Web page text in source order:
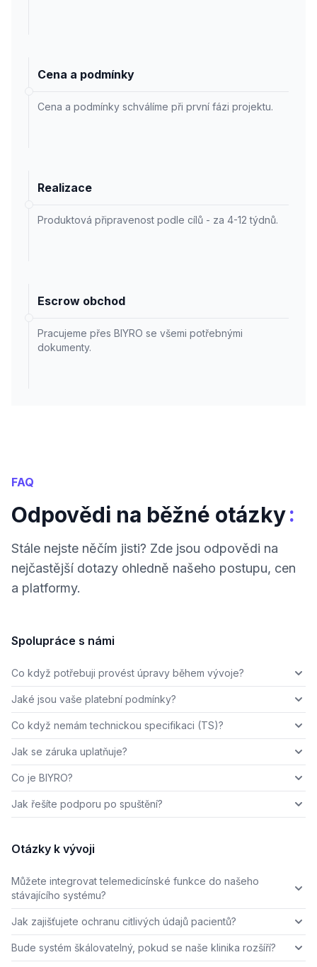
Cena a podmínky
Cena a podmínky schválíme při první fázi projektu.
Realizace
Produktová připravenost podle cílů - za 4-12 týdnů.
Escrow obchod
Pracujeme přes BIYRO se všemi potřebnými
dokumenty.
FAQ
Odpovědi na běžné otázky:
Stále nejste něčím jisti? Zde jsou odpovědi na
nejčastější dotazy ohledně našeho postupu, cen
a platformy.
Spolupráce s námi
Co když potřebuji provést úpravy během vývoje?
Jaké jsou vaše platební podmínky?
Co když nemám technickou specifikaci (TS)?
Jak se záruka uplatňuje?
Co je BIYRO?
Jak řešíte podporu po spuštění?
Otázky k vývoji
Můžete integrovat telemedicínské funkce do našeho
stávajícího systému?
Jak zajišťujete ochranu citlivých údajů pacientů?
Bude systém škálovatelný, pokud se naše klinika rozšíří?